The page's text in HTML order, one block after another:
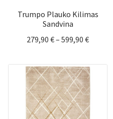
Trumpo Plauko Kilimas
Sandvina
279,90 €– 599,90 €Price
279,90 €
through
599,90 €